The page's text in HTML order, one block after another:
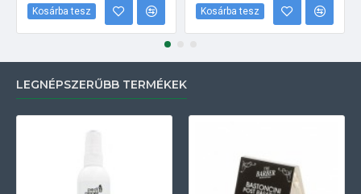
Kosárba tesz Kosárba tesz
LEGNÉPSZERŰBB TERMÉKEK